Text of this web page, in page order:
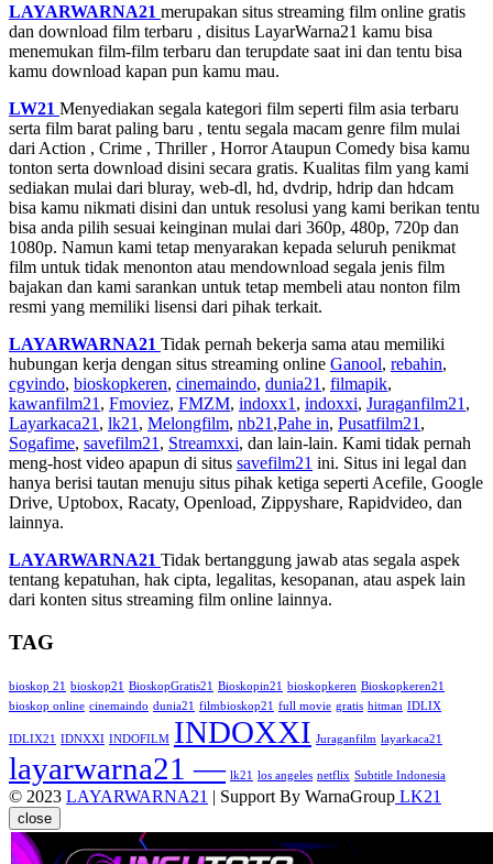
LAYARWARNA21 merupakan situs streaming film online gratis
dan download film terbaru , disitus LayarWarna21 kamu bisa
menemukan film-film terbaru dan terupdate saat ini dan tentu bisa
kamu download kapan pun kamu mau.
LW21 Menyediakan segala kategori film seperti film asia terbaru
serta film barat paling baru , tentu segala macam genre film mulai
dari Action , Crime , Thriller , Horror Ataupun Comedy bisa kamu
tonton serta download disini secara gratis. Kualitas film yang kami
sediakan mulai dari bluray, web-dl, hd, dvdrip, hdrip dan hdcam
bisa kamu nikmati disini dan untuk resolusi yang kami berikan tentu
bisa anda pilih sesuai keinginan mulai dari 360p, 480p, 720p dan
1080p. Namun kami tetap menyarakan kepada seluruh penikmat
film untuk tidak menonton atau mendownload segala jenis film
bajakan dan kami sarankan untuk tetap membeli atau nonton film
resmi yang memiliki lisensi dari pihak terkait.
LAYARWARNA21 Tidak pernah bekerja sama atau memiliki
hubungan kerja dengan situs streaming online Ganool, rebahin,
cgvindo, bioskopkeren, cinemaindo, dunia21 , filmapik,
kawanfilm21 , Fmoviez, FMZM, indoxx1 , indoxxi, Juraganfilm21 ,
Layarkaca21 , lk21 , Melongfilm, nb21 ,Pahe in, Pusatfilm21 ,
Sogafime, savefilm21 , Streamxxi, dan lain-lain. Kami tidak pernah
meng-host video apapun di situs savefilm21 ini. Situs ini legal dan
hanya berisi tautan menuju situs pihak ketiga seperti Acefile, Google
Drive, Uptobox, Racaty, Openload, Zippyshare, Rapidvideo, dan
lainnya.
LAYARWARNA21 Tidak bertanggung jawab atas segala aspek
tentang kepatuhan, hak cipta, legalitas, kesopanan, atau aspek lain
dari konten situs streaming film online lainnya.
TAG
bioskop 21 bioskop21 BioskopGratis21 Bioskopin21 bioskopkeren Bioskopkeren21
bioskop online cinemaindo dunia21 filmbioskop21 full movie gratis hitman IDLIX
IDLIX21 IDNXXI INDOFILM INDOXXI Juraganfilm layarkaca21
layarwarna21 — lk21 los angeles netflix Subtitle Indonesia
© 2023 LAYARWARNA21 | Support By WarnaGroup LK21
close